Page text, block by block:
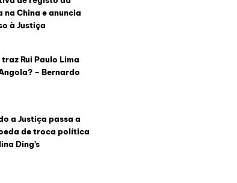
na China e anuncia
à Justiça
traz Rui Paulo Lima
– Bernardo
a Justiça passa a
de troca política
Ding’s